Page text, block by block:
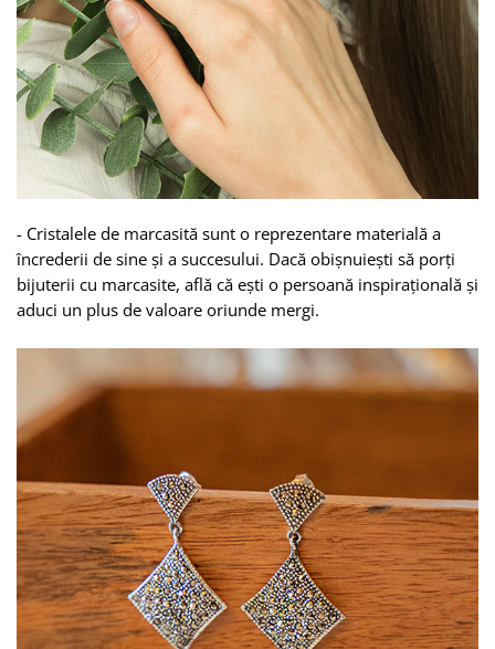
- Cristalele de marcasită sunt o reprezentare materială a
încrederii de sine și a succesului. Dacă obișnuiești să porți
bijuterii cu marcasite, află că ești o persoană inspirațională și
aduci un plus de valoare oriunde mergi.